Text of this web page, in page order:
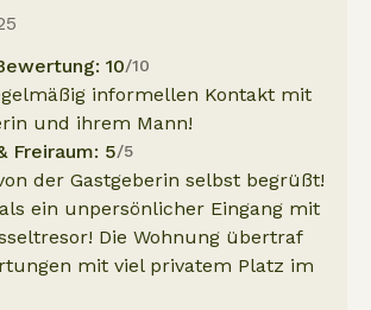
10/10
informellen Kontakt mit
und ihrem Mann!
Freiraum: 5/5
der Gastgeberin selbst begrüßt!
ein unpersönlicher Eingang mit
Die Wohnung übertraf
mit viel privatem Platz im